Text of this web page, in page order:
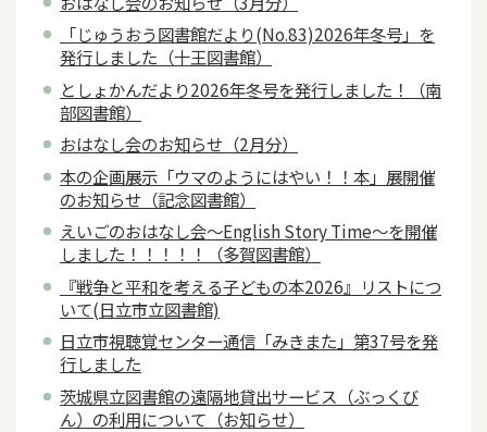
「じゅうおう図書館だより(No.83)2026年冬号」を
発行しました（十王図書館）
としょかんだより2026年冬号を発行しました！（南
部図書館）
おはなし会のお知らせ（2月分）
本の企画展示「ウマのようにはやい！！本」展開催
のお知らせ（記念図書館）
えいごのおはなし会～English Story Time～を開催
しました！！！！！（多賀図書館）
『戦争と平和を考える子どもの本2026』リストにつ
いて(日立市立図書館)
日立市視聴覚センター通信「みきまた」第37号を発
行しました
茨城県立図書館の遠隔地貸出サービス（ぶっくび
ん）の利用について（お知らせ）